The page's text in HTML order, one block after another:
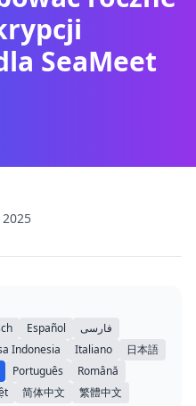
SeaMeet
Español
فارسی
Indonesia Italiano
日本語
Português
Română
简体中文 繁體中文